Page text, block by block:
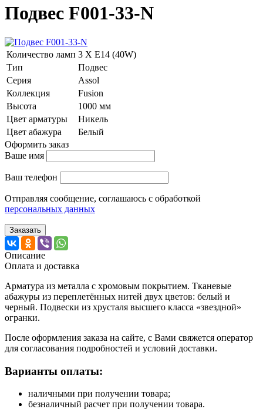
Подвес F001-33-N
Количество ламп 3 Х E14 (40W)
Тип
Подвес
Серия
Assol
Коллекция
Fusion
Высота
1000 мм
Цвет арматуры
Никель
Цвет абажура
Белый
Оформить заказ
Ваше имя
Ваш телефон
Отправляя сообщение, соглашаюсь с обработкой
персональных данных
Заказать
Описание
Оплата и доставка
Арматура из металла с хромовым покрытием. Тканевые
абажуры из переплетённых нитей двух цветов: белый и
черный. Подвески из хрусталя высшего класса «звездной»
огранки.
После оформления заказа на сайте, с Вами свяжется оператор
для согласования подробностей и условий доставки.
Варианты оплаты:
наличными при получении товара;
безналичный расчет при получении товара.